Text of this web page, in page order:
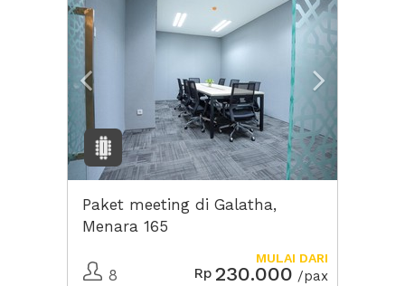
Paket meeting di Galatha,
Menara 165
8 Rp 230.000 /pax
MULAI DARI